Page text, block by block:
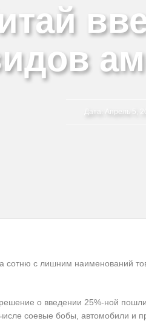
Дата: Апрель 5,
сотню с лишним наименований
о введении 25%-ной
соевые бобы, автомобили и